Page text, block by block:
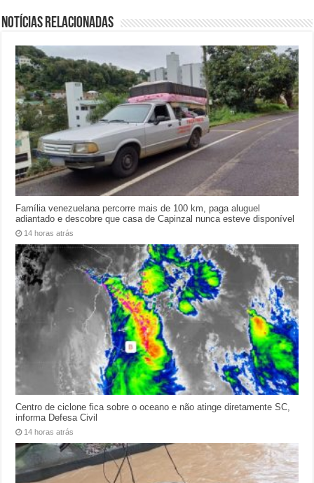
Notícias relacionadas
Família venezuelana percorre mais de 100 km, paga aluguel
adiantado e descobre que casa de Capinzal nunca esteve disponível
14 horas atrás
Centro de ciclone fica sobre o oceano e não atinge diretamente SC,
informa Defesa Civil
14 horas atrás